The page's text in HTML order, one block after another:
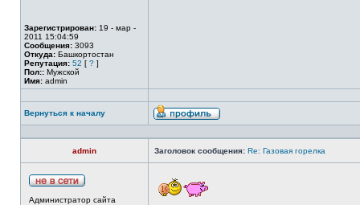
Зарегистрирован: 19 - мар -
2011 15:04:59
Сообщения: 3093
Откуда: Башкортостан
Репутация: 52 [ ? ]
Пол:: Мужской
Имя: admin
Вернуться к началу
admin Заголовок сообщения: Re: Газовая горелка
Администратор сайта